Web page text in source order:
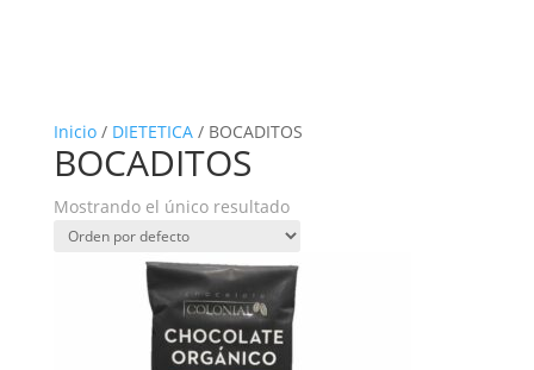
Inicio/ DIETETICA/ BOCADITOS
BOCADITOS
Mostrando el único resultado